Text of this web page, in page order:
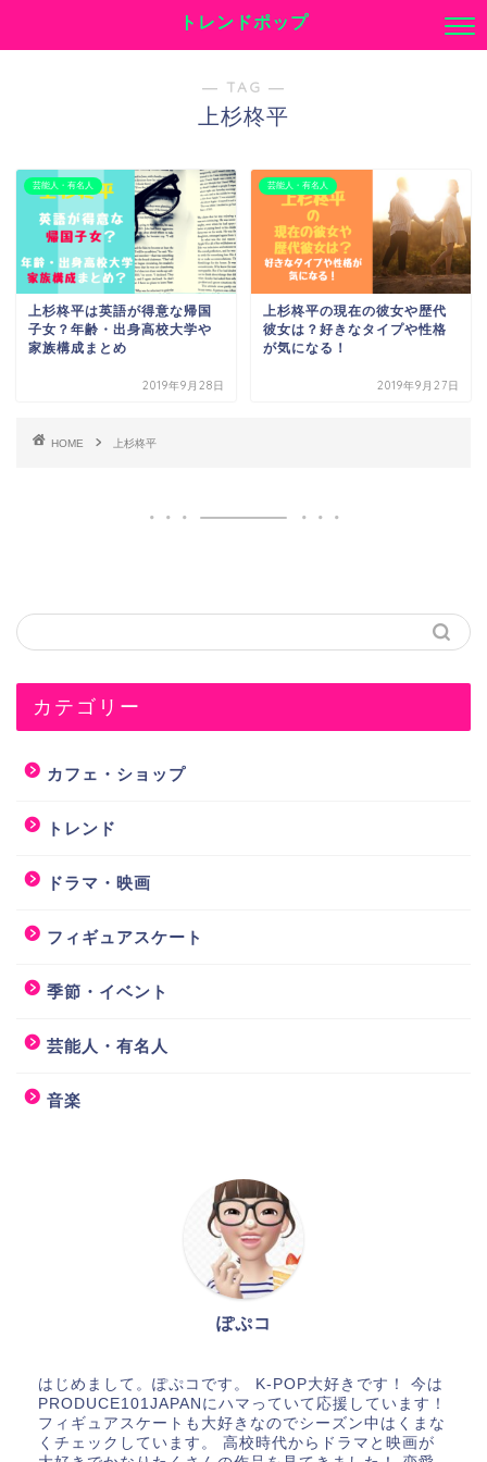
トレンドポップ
― TAG ―
上杉柊平
芸能人・有名人
上杉柊平は英語が得意な帰国
子女？年齢・出身高校大学や
家族構成まとめ
2019年9月28日
芸能人・有名人
上杉柊平の現在の彼女や歴代
彼女は？好きなタイプや性格
が気になる！
2019年9月27日
HOME 上杉柊平
カテゴリー
カフェ・ショップ
トレンド
ドラマ・映画
フィギュアスケート
季節・イベント
芸能人・有名人
音楽
ぽぷコ
はじめまして。ぽぷコです。 K-POP大好きです！ 今は
PRODUCE101JAPANにハマっていて応援しています！
フィギュアスケートも大好きなのでシーズン中はくまな
くチェックしています。 高校時代からドラマと映画が